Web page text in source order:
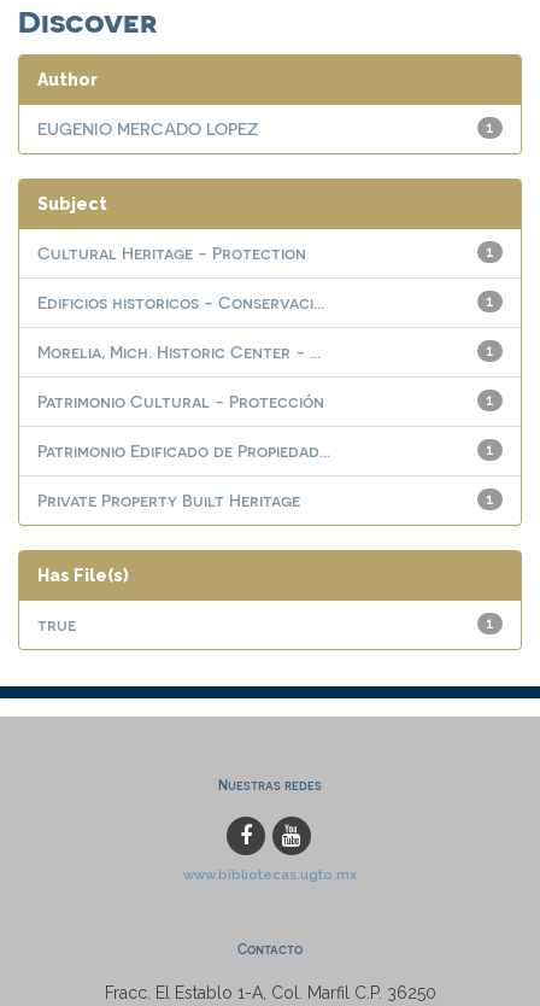
Discover
Author
1
EUGENIO MERCADO LOPEZ
Subject
1
Cultural Heritage - Protection
1
Edificios historicos - Conservaci...
1
Morelia, Mich. Historic Center - ...
1
Patrimonio Cultural - Protección
1
Patrimonio Edificado de Propiedad...
1
Private Property Built Heritage
Has File(s)
1
true
Nuestras redes
www.bibliotecas.ugto.mx
Contacto
Fracc. El Establo 1-A, Col. Marfil C.P. 36250